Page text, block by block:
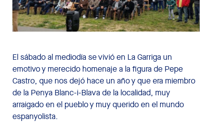
El sábado al mediodía se vivió en La Garriga un
emotivo y merecido homenaje a la figura de Pepe
Castro, que nos dejó hace un año y que era miembro
de la Penya Blanc-i-Blava de la localidad, muy
arraigado en el pueblo y muy querido en el mundo
espanyolista.